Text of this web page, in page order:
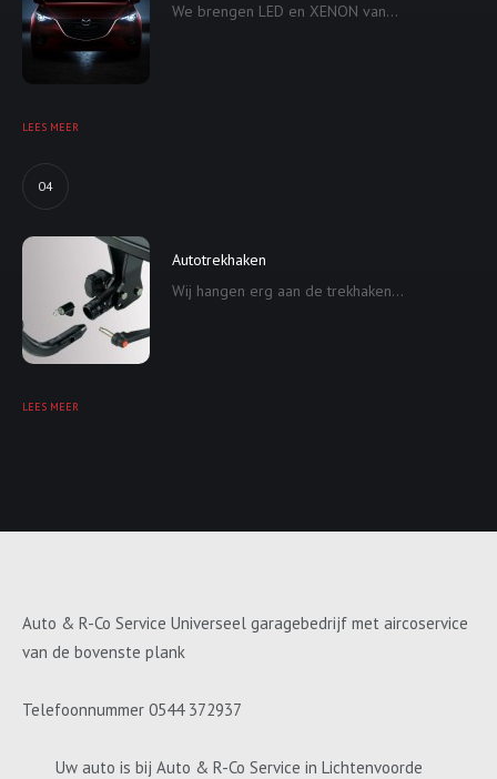
We brengen LED en XENON van...
LEES MEER
04
Autotrekhaken
Wij hangen erg aan de trekhaken...
LEES MEER
Auto & R-Co Service Universeel garagebedrijf met aircoservice
van de bovenste plank
Telefoonnummer 0544 372937
Uw auto is bij Auto & R-Co Service in Lichtenvoorde